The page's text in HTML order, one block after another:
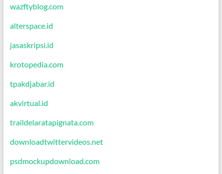
wazftyblog.com
alterspace.id
jasaskripsi.id
krotopedia.com
tpakdjabar.id
akvirtual.id
traildelaratapignata.com
downloadtwittervideos.net
psdmockupdownload.com